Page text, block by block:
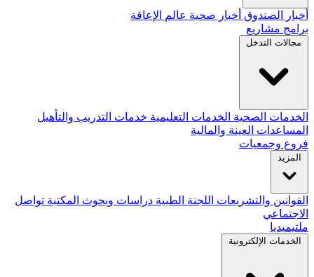
أخبار الصندوق أخبار صحية عالم الإعاقة
برامج مشاريع
مجالات التدخل
الخدمات الصحية الخدمات التعليمية خدمات التدريب والتأهيل
المساعدات العينة والمالية
فروع وجمعيات
المزيد
القوانين والتشريعات اللجنة الطبية دراسات وبحوث المكتبة تواصل
الاجتماعي
ملتيميديا
الخدمات الإلكترونية